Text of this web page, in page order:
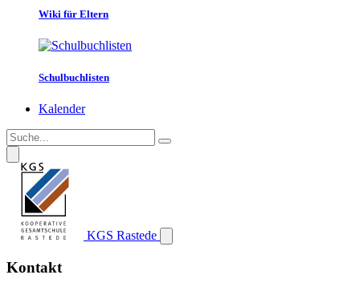
Wiki für Eltern
Schulbuchlisten
Kalender
KGS Rastede
Kontakt